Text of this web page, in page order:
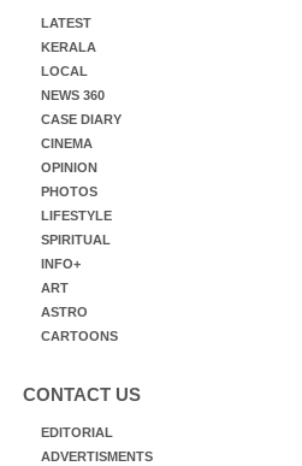
LATEST
KERALA
LOCAL
NEWS 360
CASE DIARY
CINEMA
OPINION
PHOTOS
LIFESTYLE
SPIRITUAL
INFO+
ART
ASTRO
CARTOONS
CONTACT US
EDITORIAL
ADVERTISMENTS